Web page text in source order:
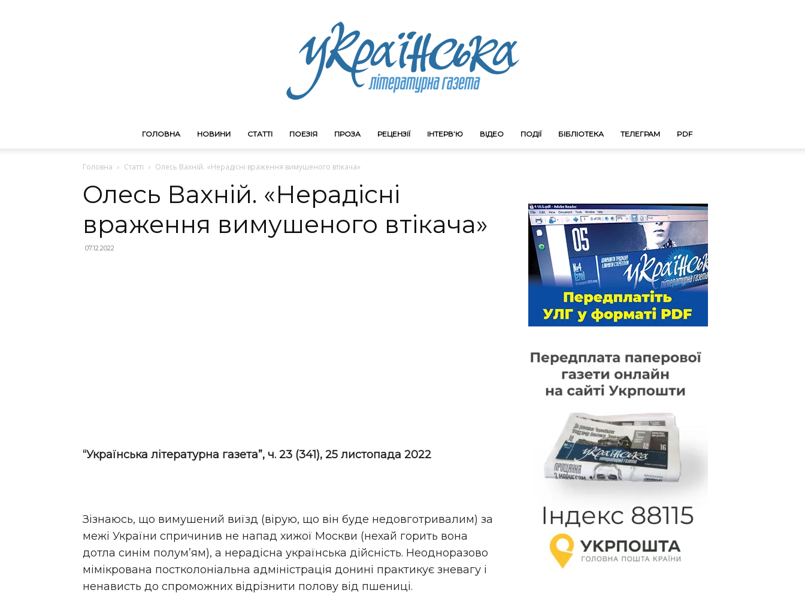
ГОЛОВНА НОВИНИ СТАТТІ ПОЕЗІЯ ПРОЗА РЕЦЕНЗІЇ ІНТЕРВ’Ю ВІДЕО ПОДІЇ БІБЛІОТЕКА ТЕЛЕГРАМ PDF
Головна Статті Олесь Вахній. «Нерадісні враження вимушеного втікача»
Олесь Вахній. «Нерадісні
враження вимушеного втікача»
07.12.2022
“Українська літературна газета”, ч. 23 (341), 25 листопада 2022
Зізнаюсь, що вимушений виїзд (вірую, що він буде недовготривалим) за
межі України спричинив не напад хижої Москви (нехай горить вона
дотла синім полум’ям), а нерадісна українська дійсність. Неодноразово
мімікрована пост­колоніальна адміністрація донині практикує зневагу і
ненависть до спроможних відрізнити полову від пшениці.